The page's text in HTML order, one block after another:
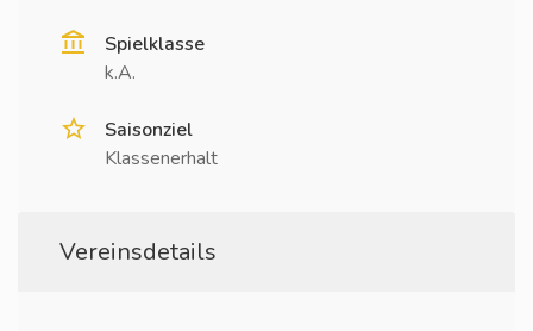
Spielklasse
k.A.
Saisonziel
Klassenerhalt
Vereinsdetails